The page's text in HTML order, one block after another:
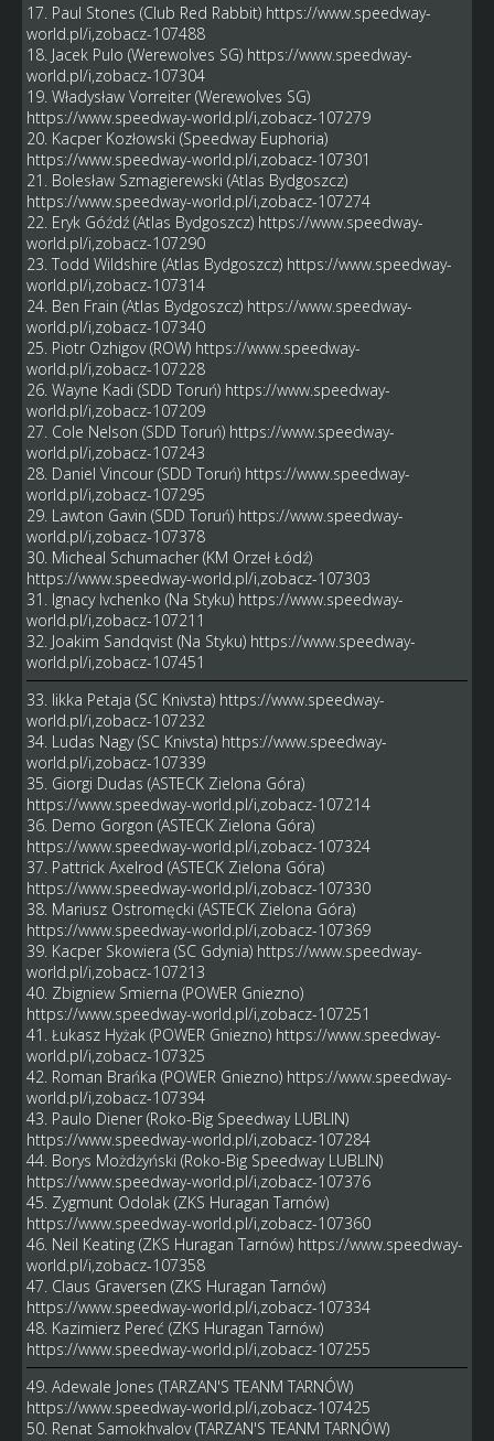
17. Paul Stones (Club Red Rabbit) https://www.speedway-
world.pl/i,zobacz-107488
18. Jacek Pulo (Werewolves SG) https://www.speedway-
world.pl/i,zobacz-107304
19. Władysław Vorreiter (Werewolves SG)
https://www.speedway-world.pl/i,zobacz-107279
20. Kacper Kozłowski (Speedway Euphoria)
https://www.speedway-world.pl/i,zobacz-107301
21. Bolesław Szmagierewski (Atlas Bydgoszcz)
https://www.speedway-world.pl/i,zobacz-107274
22. Eryk Góźdź (Atlas Bydgoszcz) https://www.speedway-
world.pl/i,zobacz-107290
23. Todd Wildshire (Atlas Bydgoszcz) https://www.speedway-
world.pl/i,zobacz-107314
24. Ben Frain (Atlas Bydgoszcz) https://www.speedway-
world.pl/i,zobacz-107340
25. Piotr Ozhigov (ROW) https://www.speedway-
world.pl/i,zobacz-107228
26. Wayne Kadi (SDD Toruń) https://www.speedway-
world.pl/i,zobacz-107209
27. Cole Nelson (SDD Toruń) https://www.speedway-
world.pl/i,zobacz-107243
28. Daniel Vincour (SDD Toruń) https://www.speedway-
world.pl/i,zobacz-107295
29. Lawton Gavin (SDD Toruń) https://www.speedway-
world.pl/i,zobacz-107378
30. Micheal Schumacher (KM Orzeł Łódź)
https://www.speedway-world.pl/i,zobacz-107303
31. Ignacy Ivchenko (Na Styku) https://www.speedway-
world.pl/i,zobacz-107211
32. Joakim Sandqvist (Na Styku) https://www.speedway-
world.pl/i,zobacz-107451
33. Iikka Petaja (SC Knivsta) https://www.speedway-
world.pl/i,zobacz-107232
34. Ludas Nagy (SC Knivsta) https://www.speedway-
world.pl/i,zobacz-107339
35. Giorgi Dudas (ASTECK Zielona Góra)
https://www.speedway-world.pl/i,zobacz-107214
36. Demo Gorgon (ASTECK Zielona Góra)
https://www.speedway-world.pl/i,zobacz-107324
37. Pattrick Axelrod (ASTECK Zielona Góra)
https://www.speedway-world.pl/i,zobacz-107330
38. Mariusz Ostromęcki (ASTECK Zielona Góra)
https://www.speedway-world.pl/i,zobacz-107369
39. Kacper Skowiera (SC Gdynia) https://www.speedway-
world.pl/i,zobacz-107213
40. Zbigniew Smierna (POWER Gniezno)
https://www.speedway-world.pl/i,zobacz-107251
41. Łukasz Hyżak (POWER Gniezno) https://www.speedway-
world.pl/i,zobacz-107325
42. Roman Brańka (POWER Gniezno) https://www.speedway-
world.pl/i,zobacz-107394
43. Paulo Diener (Roko-Big Speedway LUBLIN)
https://www.speedway-world.pl/i,zobacz-107284
44. Borys Możdżyński (Roko-Big Speedway LUBLIN)
https://www.speedway-world.pl/i,zobacz-107376
45. Zygmunt Odolak (ZKS Huragan Tarnów)
https://www.speedway-world.pl/i,zobacz-107360
46. Neil Keating (ZKS Huragan Tarnów) https://www.speedway-
world.pl/i,zobacz-107358
47. Claus Graversen (ZKS Huragan Tarnów)
https://www.speedway-world.pl/i,zobacz-107334
48. Kazimierz Pereć (ZKS Huragan Tarnów)
https://www.speedway-world.pl/i,zobacz-107255
49. Adewale Jones (TARZAN'S TEANM TARNÓW)
https://www.speedway-world.pl/i,zobacz-107425
50. Renat Samokhvalov (TARZAN'S TEANM TARNÓW)